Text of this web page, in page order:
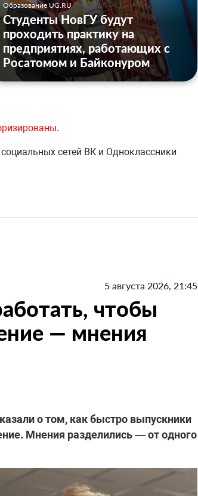
Образование UG.RU
Студенты НовГУ будут
проходить практику на
предприятиях, работающих с
Росатомом и Байконуром
.
сетей ВК и Одноклассники
5 августа 2026, 21:45
чтобы
— мнения
о том, как быстро выпускники
Мнения разделились — от одного